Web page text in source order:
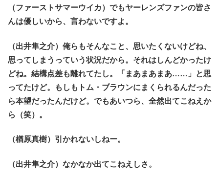
（ファーストサマーウイカ）でもヤーレンズファンの皆さ
んは優しいから、言わないですよ。
（出井隼之介）俺らもそんなこと、思いたくないけどね、
思ってしまうっていう状況だから。それはしんどかったけ
どね。結構点差も離れてたし。「まあまあまあ……」と思
ってたけど。もしもトム・ブラウンにまくられるんだった
ら本望だったんだけど。でもあいつら、全然出てこねえか
ら（笑）。
（楢原真樹）引かれないしねー。
（出井隼之介）なかなか出てこねえしさ。